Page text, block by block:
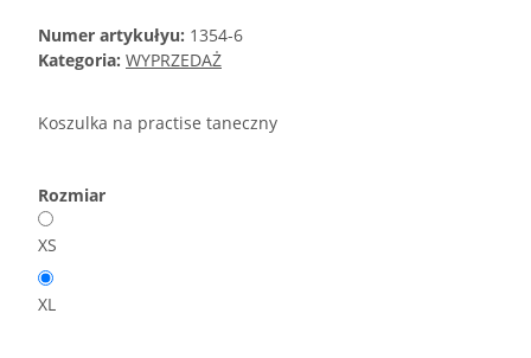
Numer artykułyu: 1354-6
Kategoria: WYPRZEDAŻ
Koszulka na practise taneczny
Rozmiar
XS
XL